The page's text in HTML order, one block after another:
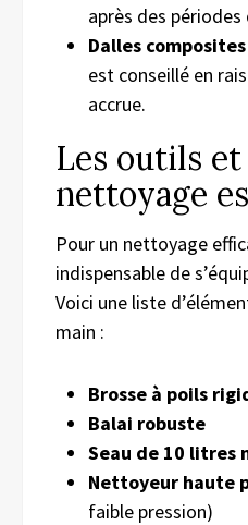
après des périodes
Dalles composites
est conseillé en
accrue.
Les outils
nettoyage
Pour un nettoyage
indispensable de
Voici une liste
main :
Brosse à poils
Balai robuste
Seau de 10 litres
Nettoyeur haute
faible pression)